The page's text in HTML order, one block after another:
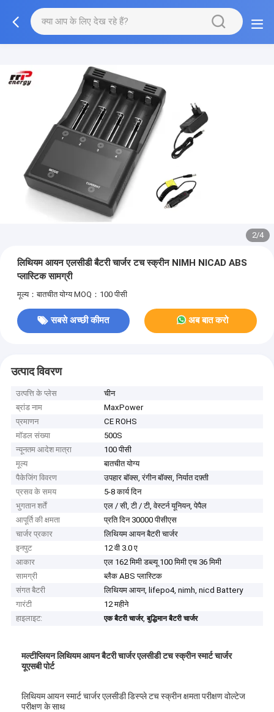
2/4
लिथियम आयन एलसीडी बैटरी चार्जर टच स्क्रीन NIMH NICAD ABS
प्लास्टिक सामग्री
मूल्य：बातचीत योग्य MOQ：100 पीसी
सबसे अच्छी कीमत अब बात करो
उत्पाद विवरण
उत्पत्ति के प्लेस
चीन
ब्रांड नाम
MaxPower
प्रमाणन
CE ROHS
मॉडल संख्या
500S
न्यूनतम आदेश मात्रा
100 पीसी
मूल्य
बातचीत योग्य
पैकेजिंग विवरण
उपहार बॉक्स, रंगीन बॉक्स, निर्यात दफ़्ती
प्रसव के समय
5-8 कार्य दिन
भुगतान शर्तें
एल / सी, टी / टी, वेस्टर्न यूनियन, पेपैल
आपूर्ति की क्षमता
प्रति दिन 30000 पीसीएस
चार्जर प्रकार
लिथियम आयन बैटरी चार्जर
इनपुट
12 वी 3.0 ए
आकार
एल 162 मिमी डब्ल्यू 100 मिमी एच 36 मिमी
सामग्री
ब्लैक ABS प्लास्टिक
संगत बैटरी
लिथियम आयन, lifepo4, nimh, nicd Battery
गारंटी
12 महीने
हाइलाइट:
एक बैटरी चार्जर,बुद्धिमान बैटरी चार्जर
मल्टीप्लियन लिथियम आयन बैटरी चार्जर एलसीडी टच स्क्रीन स्मार्ट चार्जर
यूएसबी पोर्ट
लिथियम आयन स्मार्ट चार्जर एलसीडी डिस्प्ले टच स्क्रीन क्षमता परीक्षण वोल्टेज
परीक्षण के साथ